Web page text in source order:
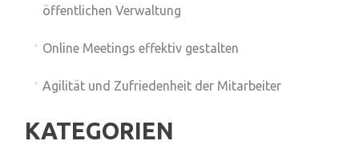
öffentlichen Verwaltung
Online Meetings effektiv gestalten
Agilität und Zufriedenheit der Mitarbeiter
KATEGORIEN